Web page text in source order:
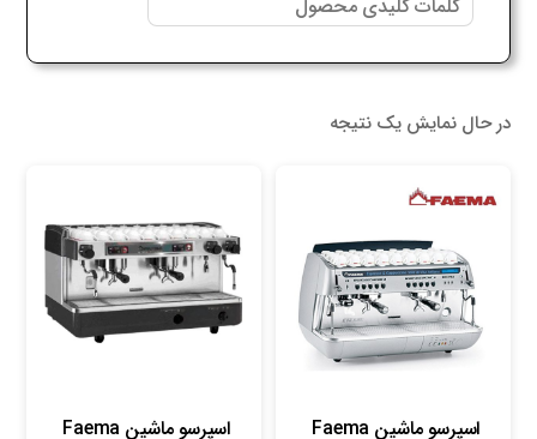
در حال نمایش یک نتیجه
اسپرسو ماشین Faema
اسپرسو ماشین Faema